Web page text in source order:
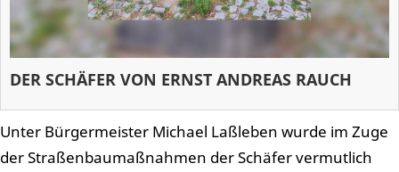
DER SCHÄFER VON ERNST ANDREAS RAUCH
Unter Bürgermeister Michael Laßleben wurde im Zuge
der Straßenbaumaßnahmen der Schäfer vermutlich